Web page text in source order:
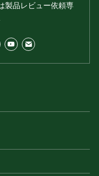
製品レビュー依頼専